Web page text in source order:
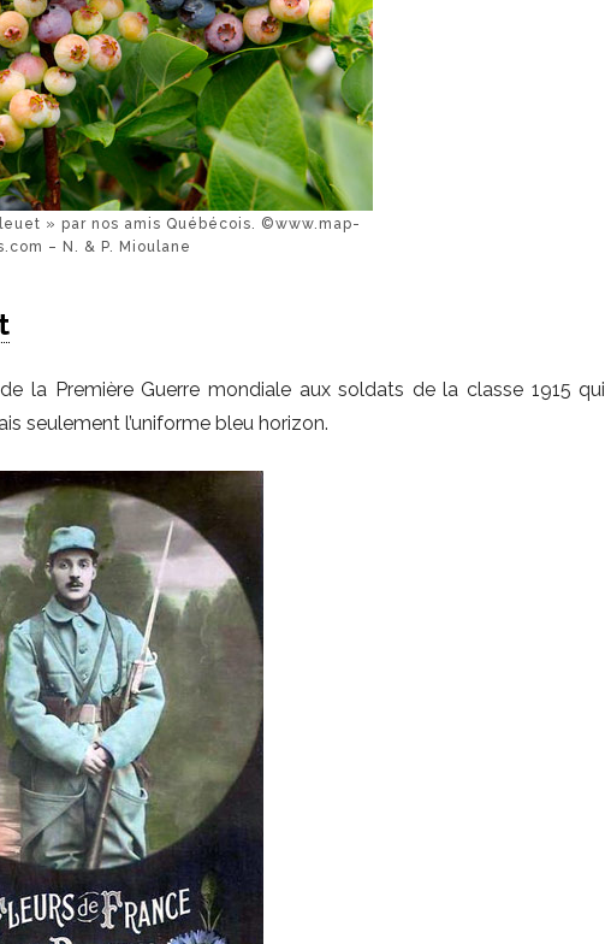
» par nos amis Québécois. ©www.map-
– N. & P. Mioulane
la Première Guerre mondiale aux soldats de la classe 1915 qui
seulement l’uniforme bleu horizon.